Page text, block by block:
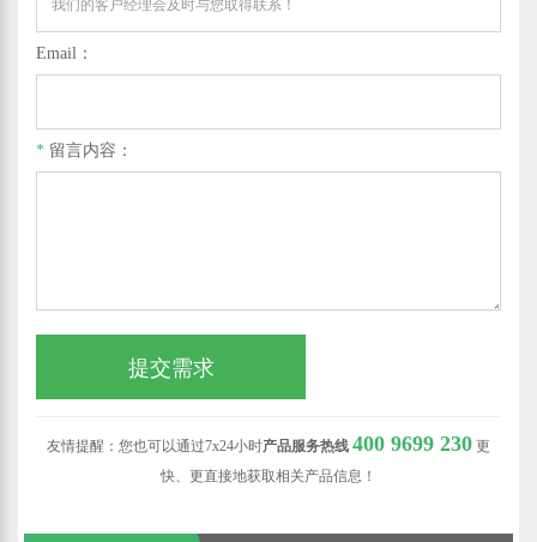
Email：
* 留言内容：
友情提醒：您也可以通过7x24小时产品服务热线 400 9699 230 更
快、更直接地获取相关产品信息！